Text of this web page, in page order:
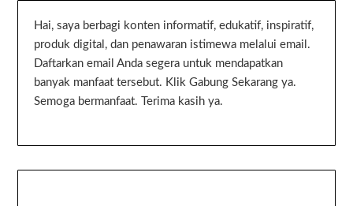
Hai, saya berbagi konten informatif, edukatif, inspiratif,
produk digital, dan penawaran istimewa melalui email.
Daftarkan email Anda segera untuk mendapatkan
banyak manfaat tersebut. Klik Gabung Sekarang ya.
Semoga bermanfaat. Terima kasih ya.